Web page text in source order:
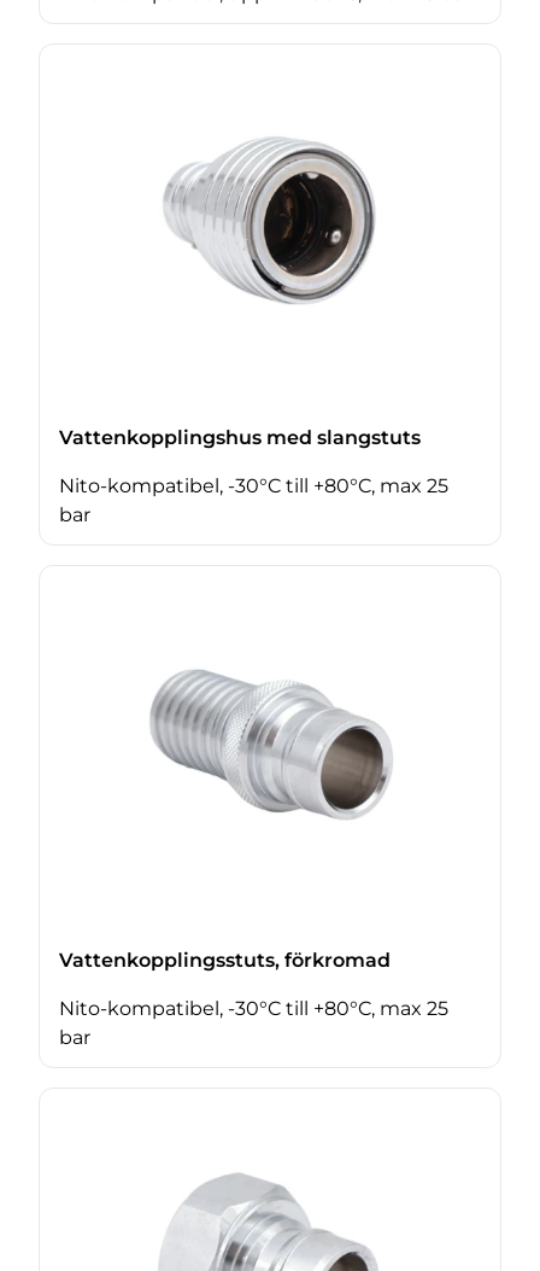
Vattenkopplingshus med slangstuts
Nito-kompatibel, -30°C till +80°C, max 25
bar
Vattenkopplingsstuts, förkromad
Nito-kompatibel, -30°C till +80°C, max 25
bar